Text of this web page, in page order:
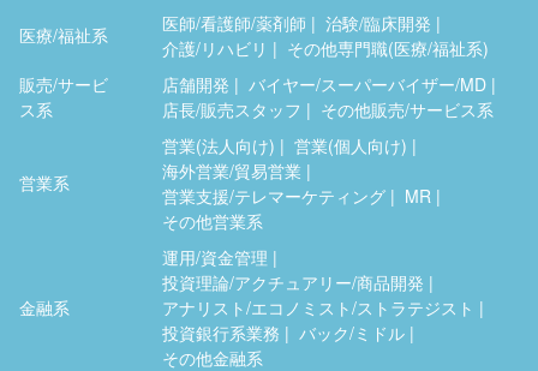
医療/福祉系
医師/看護師/薬剤師
治験/臨床開発
介護/リハビリ
その他専門職(医療/福祉系)
販売/サービ
ス系
店舗開発
バイヤー/スーパーバイザー/MD
店長/販売スタッフ
その他販売/サービス系
営業系
営業(法人向け)
営業(個人向け)
海外営業/貿易営業
営業支援/テレマーケティング
MR
その他営業系
金融系
運用/資金管理
投資理論/アクチュアリー/商品開発
アナリスト/エコノミスト/ストラテジスト
投資銀行系業務
バック/ミドル
その他金融系